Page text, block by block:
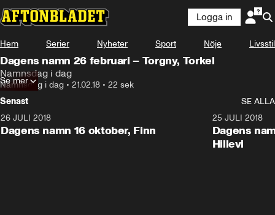
Logga in
Hem Serier Nyheter Sport Nöje Livsstil
Dagens namn 26 februari – Torgny, Torkel
Namnsdag i dag
Namnsdag i dag • 21.02.18 • 22 sek
Se mer
Senast
SE ALLA
26 JULI 2018
Dagens namn 16 oktober, Finn
25 JULI 2018
Dagens
Hillevi